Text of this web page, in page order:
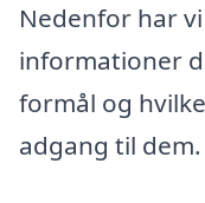
Nedenfor har
informationer
formål og
adgang til dem.